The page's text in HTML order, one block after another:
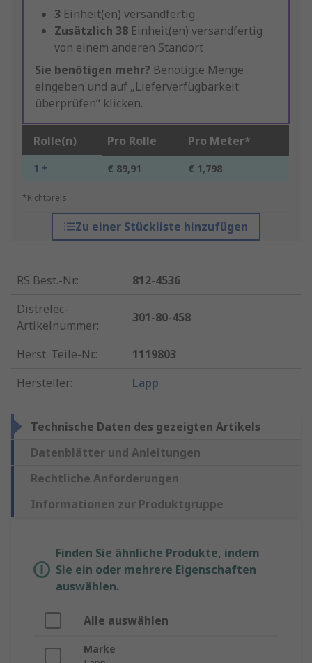
3 Einheit(en) versandfertig
Zusätzlich 38 Einheit(en) versandfertig
von einem anderen Standort
Sie benötigen mehr? Benötigte Menge
eingeben und auf „Lieferverfügbarkeit
überprüfen“ klicken.
Rolle(n) Pro Rolle Pro Meter*
1 + € 89,91 € 1,798
*Richtpreis
Zu einer Stückliste hinzufügen
RS Best.-Nr.:
812-4536
Distrelec-
Artikelnummer:
301-80-458
Herst. Teile-Nr.:
1119803
Hersteller: Lapp
Technische Daten des gezeigten Artikels
Datenblätter und Anleitungen
Rechtliche Anforderungen
Informationen zur Produktgruppe
Finden Sie ähnliche Produkte, indem
Sie ein oder mehrere Eigenschaften
auswählen.
Alle auswählen
Marke